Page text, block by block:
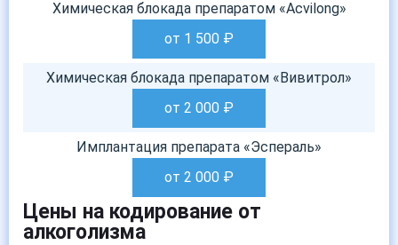
Химическая блокада препаратом «Acvilong»
от 1 500 ₽
Химическая блокада препаратом «Вивитрол»
от 2 000 ₽
Имплантация препарата «Эспераль»
от 2 000 ₽
Цены на кодирование от
алкоголизма